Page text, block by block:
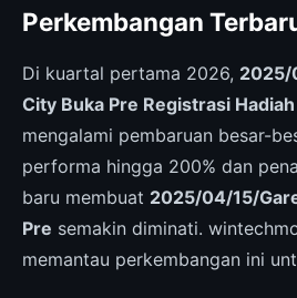
Perkembangan
Di kuartal pertama 2026, 2025/
City Buka Pre Registrasi
mengalami pembaruan besar-
performa hingga 200% dan
baru membuat 2025/04/15/
Pre semakin diminati.
memantau perkembangan ini